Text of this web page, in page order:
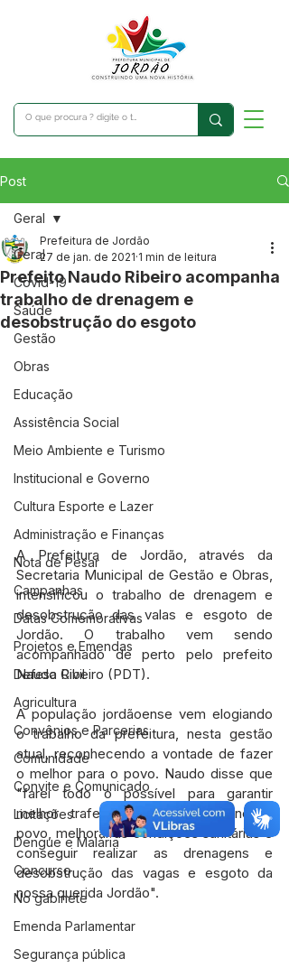
Post
Geral
Covid-19
Saúde
Gestão
Obras
Educação
Assistência Social
Meio Ambiente e Turismo
Institucional e Governo
Cultura Esporte e Lazer
Administração e Finanças
Nota de Pesar
Campanhas
Datas Comemorativas
Projetos e Emendas
Defesa Civil
Agricultura
Convênios e Parcerias
Comunidade
Convite e Comunicado
Licitações
Dengue e Malária
Concurso
No gabinete
Emenda Parlamentar
Segurança pública
Geral
Prefeito Naudo Ribeiro acompanha
trabalho de drenagem e
desobstrução do esgoto
Prefeitura de Jordão
27 de jan. de 2021 1 min de leitura
A Prefeitura de Jordão, através da
Secretaria Municipal de Gestão e Obras,
intensificou o trabalho de drenagem e
desobstrução das valas e esgoto de
Jordão. O trabalho vem sendo
acompanhado de perto pelo prefeito
Naudo Ribeiro (PDT).
A população jordãoense vem elogiando
o trabalho da prefeitura, nesta gestão
atual, reconhecendo a vontade de fazer
o melhor para o povo. Naudo disse que
"farei todo o possível para garantir
melhor trafegabilidade para o nosso
povo, melhorar as condições sanitárias e
conseguir realizar as drenagens e
desobstrução das vagas e esgoto da
nossa querida Jordão".